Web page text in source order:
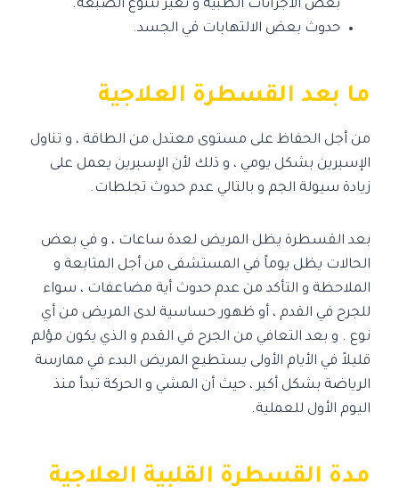
بعض الاجرائات الطبية و تغير تتنوع الصبغة.
حدوث بعض الالتهابات في الجسد.
ما بعد القسطرة العلاجية
من أجل الحفاظ على مستوى معتدل من الطاقة ، و تناول
الإسبرين بشكل يومي ، و ذلك لأن الإسبرين يعمل على
زيادة سيولة الجم و بالتالي عدم حدوث تجلطات.
بعد القسطرة يظل المريض لعدة ساعات ، و في بعض
الحالات يظل يوماً في المستشفى من أجل المتابعة و
الملاحظة و التأكد من عدم حدوث أية مضاعفات ، سواء
للجرح في القدم ، أو ظهور حساسية لدى المريض من أي
نوع . و بعد التعافي من الجرح في القدم و الذي يكون مؤلم
قليلاً في الأيام الأولى يستطيع المريض البدء في ممارسة
الرياضة بشكل أكبر ، حيث أن المشي و الحركة تبدأ منذ
اليوم الأول للعملية.
مدة القسطرة القلبية العلاجية